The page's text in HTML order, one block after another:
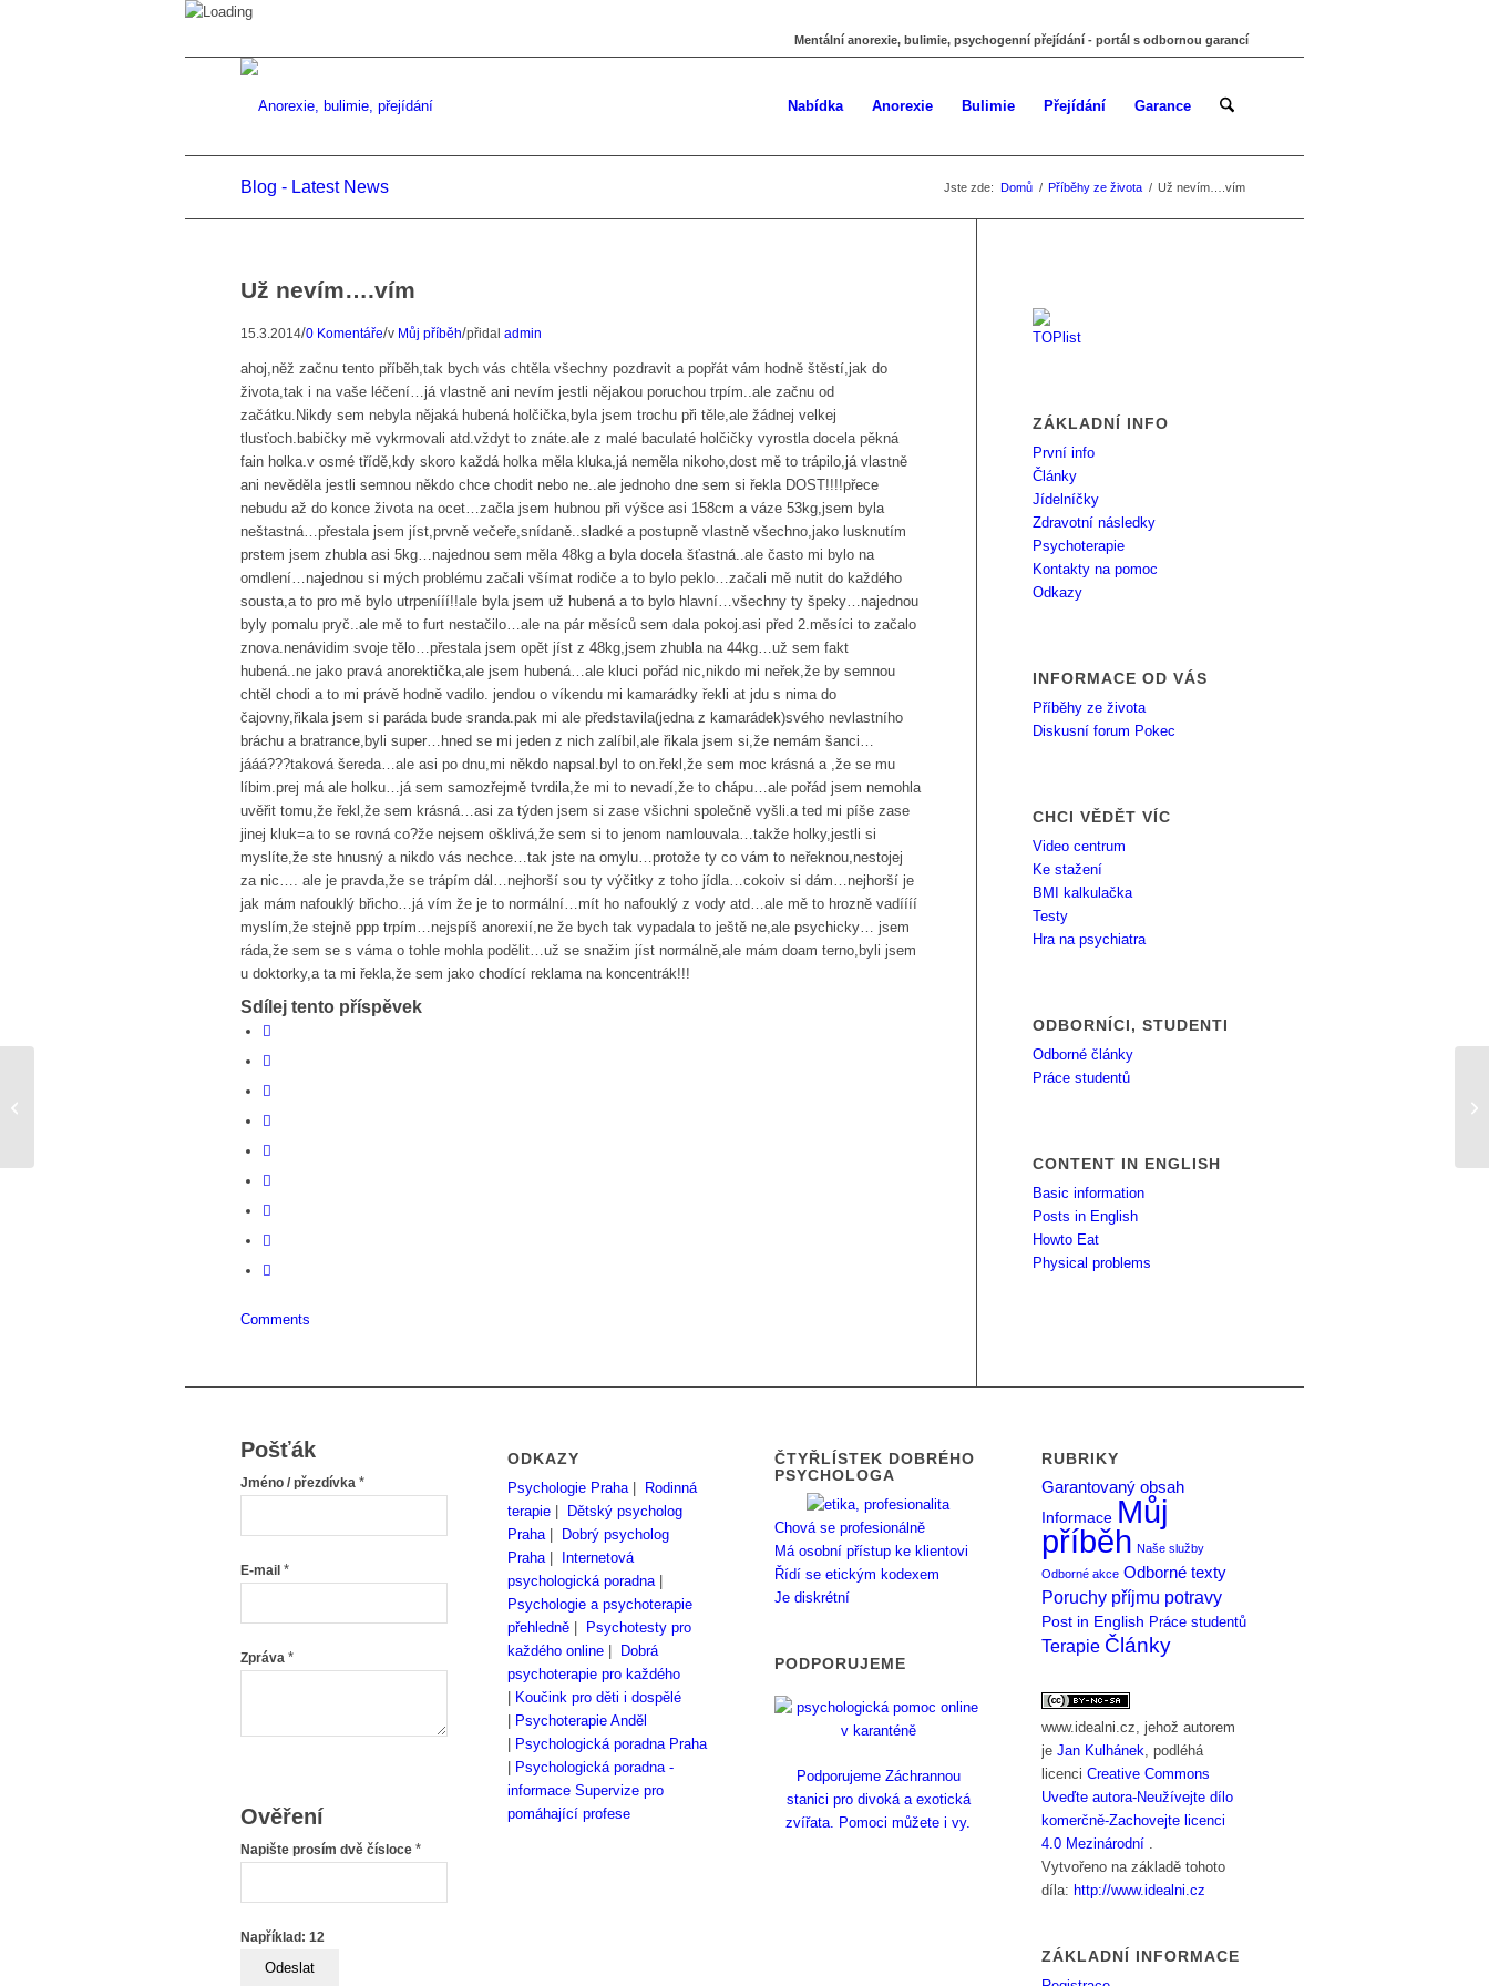
Mentální anorexie, bulimie, psychogenní přejídání - portál s odbornou garancí
Nabídka Anorexie Bulimie Přejídání Garance
Blog - Latest News Jste zde: Domů / Příběhy ze života / Už nevím….vím
Už nevím….vím
15.3.2014/0 Komentáře/v Můj příběh/přidal admin
ahoj,něž začnu tento příběh,tak bych vás chtěla všechny pozdravit a popřát vám hodně štěstí,jak do
života,tak i na vaše léčení…já vlastně ani nevím jestli nějakou poruchou trpím..ale začnu od
začátku.Nikdy sem nebyla nějaká hubená holčička,byla jsem trochu při těle,ale žádnej velkej
tlusťoch.babičky mě vykrmovali atd.vždyt to znáte.ale z malé baculaté holčičky vyrostla docela pěkná
fain holka.v osmé třídě,kdy skoro každá holka měla kluka,já neměla nikoho,dost mě to trápilo,já vlastně
ani nevěděla jestli semnou někdo chce chodit nebo ne..ale jednoho dne sem si řekla DOST!!!!přece
nebudu až do konce života na ocet…začla jsem hubnou při výšce asi 158cm a váze 53kg,jsem byla
neštastná…přestala jsem jíst,prvně večeře,snídaně..sladké a postupně vlastně všechno,jako lusknutím
prstem jsem zhubla asi 5kg…najednou sem měla 48kg a byla docela šťastná..ale často mi bylo na
omdlení…najednou si mých problému začali všímat rodiče a to bylo peklo…začali mě nutit do každého
sousta,a to pro mě bylo utrpenííí!!ale byla jsem už hubená a to bylo hlavní…všechny ty špeky…najednou
byly pomalu pryč..ale mě to furt nestačilo…ale na pár měsíců sem dala pokoj.asi před 2.měsíci to začalo
znova.nenávidim svoje tělo…přestala jsem opět jíst z 48kg,jsem zhubla na 44kg…už sem fakt
hubená..ne jako pravá anorektička,ale jsem hubená…ale kluci pořád nic,nikdo mi neřek,že by semnou
chtěl chodi a to mi právě hodně vadilo. jendou o víkendu mi kamarádky řekli at jdu s nima do
čajovny,řikala jsem si paráda bude sranda.pak mi ale představila(jedna z kamarádek)svého nevlastního
bráchu a bratrance,byli super…hned se mi jeden z nich zalíbil,ale řikala jsem si,že nemám šanci…
jááá???taková šereda…ale asi po dnu,mi někdo napsal.byl to on.řekl,že sem moc krásná a ,že se mu
líbim.prej má ale holku…já sem samozřejmě tvrdila,že mi to nevadí,že to chápu…ale pořád jsem nemohla
uvěřit tomu,že řekl,že sem krásná…asi za týden jsem si zase všichni společně vyšli.a ted mi píše zase
jinej kluk=a to se rovná co?že nejsem ošklivá,že sem si to jenom namlouvala…takže holky,jestli si
myslíte,že ste hnusný a nikdo vás nechce…tak jste na omylu…protože ty co vám to neřeknou,nestojej
za nic…. ale je pravda,že se trápím dál…nejhorší sou ty výčitky z toho jídla…cokoiv si dám…nejhorší je
jak mám nafouklý břicho…já vím že je to normální…mít ho nafouklý z vody atd…ale mě to hrozně vadíííí
myslím,že stejně ppp trpím…nejspíš anorexií,ne že bych tak vypadala to ještě ne,ale psychicky… jsem
ráda,že sem se s váma o tohle mohla podělit…už se snažim jíst normálně,ale mám doam terno,byli jsem
u doktorky,a ta mi řekla,že sem jako chodící reklama na koncentrák!!!
Sdílej tento příspěvek
Comments
ZÁKLADNÍ INFO
První info
Články
Jídelníčky
Zdravotní následky
Psychoterapie
Kontakty na pomoc
Odkazy
INFORMACE OD VÁS
Příběhy ze života
Diskusní forum Pokec
CHCI VĚDĚT VÍC
Video centrum
Ke stažení
BMI kalkulačka
Testy
Hra na psychiatra
ODBORNÍCI, STUDENTI
Odborné články
Práce studentů
CONTENT IN ENGLISH
Basic information
Posts in English
Howto Eat
Physical problems
Pošťák
Jméno / přezdívka *
E-mail *
Zpráva *
Ověření
Napište prosím dvě čísloce *
Například: 12
ODKAZY
Psychologie Praha|
Rodinná
terapie
Dětský psycholog
Praha|
Dobrý psycholog
Praha|
Internetová
psychologická poradna|
Psychologie a psychoterapie
přehledně
Psychotesty pro
každého online
Dobrá
psychoterapie pro každého
Koučink pro děti i dospělé
Psychoterapie Anděl
Psychologická poradna Praha
Psychologická poradna -
informace Supervize pro
pomáhající profese
ČTYŘLÍSTEK DOBRÉHO
PSYCHOLOGA
Chová se profesionálně
Má osobní přístup ke klientovi
Řídí se etickým kodexem
Je diskrétní
PODPORUJEME
Podporujeme Záchrannou
stanici pro divoká a exotická
zvířata. Pomoci můžete i vy.
RUBRIKY
Garantovaný obsah
Informace Můj
příběh Naše služby
Odborné akce Odborné texty
Poruchy příjmu potravy
Post in English Práce studentů
Terapie Články
www.idealni.cz, jehož autorem
jeJan Kulhánek, podléhá
licenciCreative Commons
Uveďte autora-Neužívejte dílo
komerčně-Zachovejte licenci
4.0 Mezinárodní .
Vytvořeno na základě tohoto
díla: http://www.idealni.cz
ZÁKLADNÍ INFORMACE